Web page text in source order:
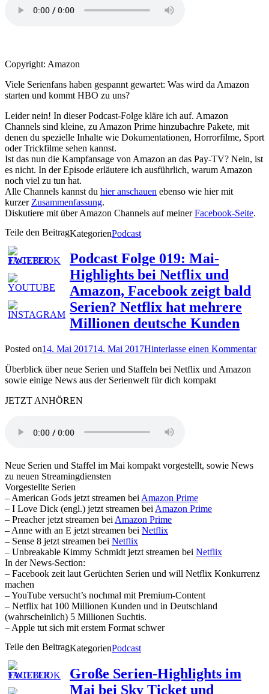
Copyright: Amazon
Viele Serienfans haben gespannt gewartet: Was wird da Amazon
starten und kommt HBO zu uns?
Leider nein! In dieser Podcast-Folge kläre ich auf. Amazon
Channels sind kleine, zu Amazon Prime hinzubachre Pakete, mit
denen du spezielle Inhalte wie Dokumentationen, Horrorfilme, Sport
oder Trickfilme sehen kannst.
Ist das nun die Kampfansage von Amazon an das Pay-TV? Nein, ist
es nicht. In der Episode erläutere ich ausführlich, warum Amazon
noch viel zu tun hat.
Alle Channels kannst du hier anschauen ebenso wie hier mit
kurzer Zusammenfassung.
Diskutiere mit über Amazon Channels auf meinerFacebook-Seite.
Teile den BeitragKategorienPodcast
Podcast Folge 019: Mai-
Highlights bei Netflix und
Amazon, Facebook zeigt bald
Serien? Netflix hat mehrere
Millionen deutsche Kunden
Posted on14. Mai 201714. Mai 2017Hinterlasse einen Kommentar
Überblick über neue Serien und Staffeln bei Netflix und Amazon
sowie einige News aus der Serienwelt für dich kompakt
JETZT ANHÖREN
Neue Serien und Staffel im Mai kompakt vorgestellt, sowie News
zu neuen Streamingdiensten
Vorgestellte Serien
– American Gods jetzt streamen bei Amazon Prime
– I Love Dick (engl.) jetzt streamen bei Amazon Prime
– Preacher jetzt streamen bei Amazon Prime
– Anne with an E jetzt streamen bei Netflix
– Sense 8 jetzt streamen bei Netflix
– Unbreakable Kimmy Schmidt jetzt streamen bei Netflix
In der News-Section:
– Facebook zeit laut Gerüchten Serien und will Netflix Konkurrenz
machen
– YouTube versucht’s nochmal mit Premium-Content
– Netflix hat 100 Millionen Kunden und in Deutschland
(wahrscheinlich) 5 Millionen Suchtis.
– Apple tut sich mit erstem Format schwer
Teile den BeitragKategorienPodcast
Große Serien-Highlights im
Mai bei Sky Ticket und